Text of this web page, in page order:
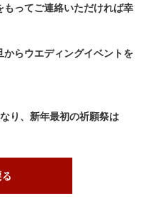
もってご連絡いただければ幸
からウエディングイベントを
り、新年最初の祈願祭は